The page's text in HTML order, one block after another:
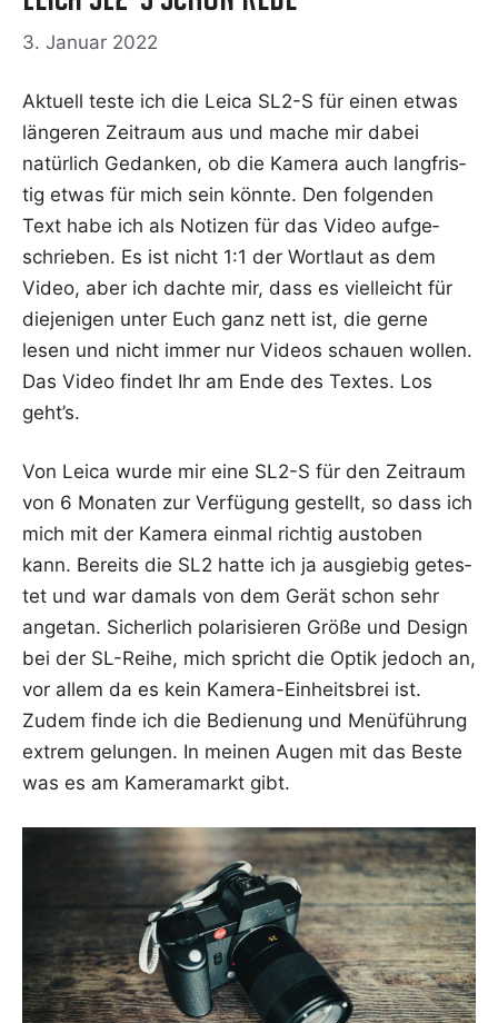
3. Januar 2022
Aktu­ell tes­te ich die Lei­ca SL2-S für einen etwas
län­ge­ren Zeit­raum aus und mache mir dabei
natür­lich Gedan­ken, ob die Kame­ra auch lang­fris­
tig etwas für mich sein könn­te. Den fol­gen­den
Text habe ich als Noti­zen für das Video auf­ge­
schrie­ben. Es ist nicht 1:1 der Wort­laut as dem
Video, aber ich dach­te mir, dass es viel­leicht für
die­je­ni­gen unter Euch ganz nett ist, die ger­ne
lesen und nicht immer nur Vide­os schau­en wol­len.
Das Video fin­det Ihr am Ende des Tex­tes. Los
geht’s.
Von Lei­ca wur­de mir eine SL2-S für den Zeit­raum
von 6 Mona­ten zur Ver­fü­gung gestellt, so dass ich
mich mit der Kame­ra ein­mal rich­tig aus­to­ben
kann. Bereits die SL2 hat­te ich ja aus­gie­big getes­
tet und war damals von dem Gerät schon sehr
ange­tan. Sicher­lich pola­ri­sie­ren Grö­ße und Design
bei der SL-Rei­he, mich spricht die Optik jedoch an,
vor allem da es kein Kame­ra-Ein­heits­brei ist.
Zudem fin­de ich die Bedie­nung und Menü­füh­rung
extrem gelun­gen. In mei­nen Augen mit das Bes­te
was es am Kame­ra­markt gibt.